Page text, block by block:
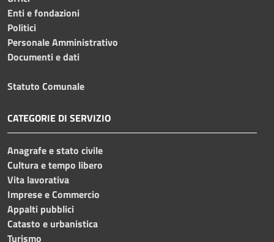
Enti e fondazioni
Politici
Personale Amministrativo
Documenti e dati
Statuto Comunale
CATEGORIE DI SERVIZIO
Anagrafe e stato civile
Cultura e tempo libero
Vita lavorativa
Imprese e Commercio
Appalti pubblici
Catasto e urbanistica
Turismo